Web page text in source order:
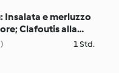
Insalata e merluzzo
Clafoutis alla
1 Std.